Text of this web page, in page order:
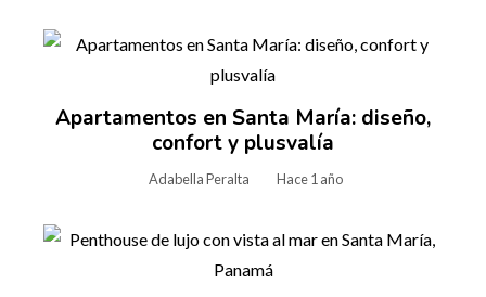
Apartamentos en Santa María: diseño,
confort y plusvalía
Adabella Peralta Hace 1 año